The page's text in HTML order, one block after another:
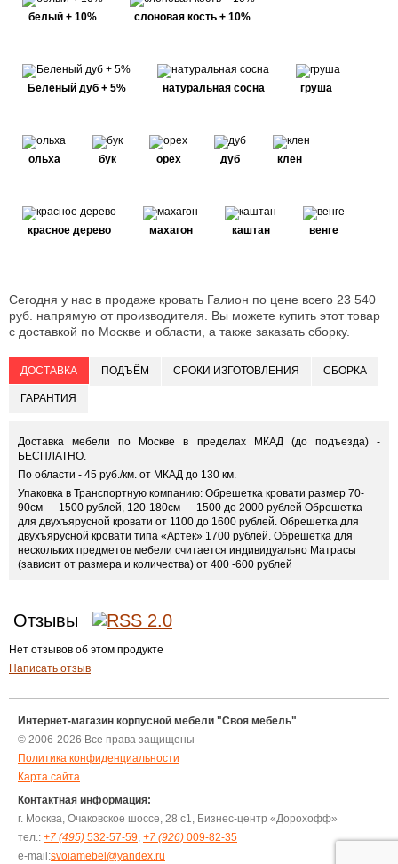
белый + 10% слоновая кость + 10%
Беленый дуб + 5% натуральная сосна груша
ольха бук орех дуб клен
красное дерево махагон каштан венге
Сегодня у нас в продаже кровать Галион по цене всего 23 540
руб. напрямую от производителя. Вы можете купить этот товар
с доставкой по Москве и области, а также заказать сборку.
ДОСТАВКА ПОДЪЁМ СРОКИ ИЗГОТОВЛЕНИЯ СБОРКА
ГАРАНТИЯ
Доставка мебели по Москве в пределах МКАД (до подъезда) -
БЕСПЛАТНО.
По области - 45 руб./км. от МКАД до 130 км.
Упаковка в Транспортную компанию: Обрешетка кровати размер 70-
90см — 1500 рублей, 120-180см — 1500 до 2000 рублей Обрешетка
для двухъярусной кровати от 1100 до 1600 рублей. Обрешетка для
двухъярусной кровати типа «Артек» 1700 рублей. Обрешетка для
нескольких предметов мебели считается индивидуально Матрасы
(зависит от размера и количества) от 400 -600 рублей
Отзывы
Нет отзывов об этом продукте
Написать отзыв
Интернет-магазин корпусной мебели "Своя мебель"
© 2006-2026 Все права защищены
Политика конфиденциальности
Карта сайта
Контактная информация:
г. Москва, Очаковское шоссе, 28 с1, Бизнес-центр «Дорохофф»
тел.: +7 (495) 532-57-59, +7 (926) 009-82-35
e-mail:svoiamebel@yandex.ru